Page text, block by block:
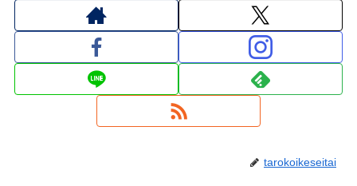
tarokoikeseitai